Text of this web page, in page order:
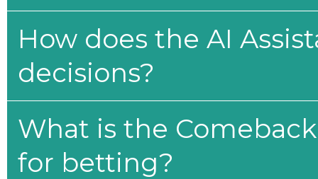
How does the AI
decisions?
What is the
for betting?